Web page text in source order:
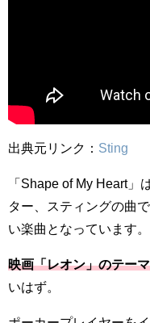
出典元リンク： Sting
「Shape of My Heart」
ター、スティングの曲
い楽曲となっています。
映画「レオン」のテー
いはず。